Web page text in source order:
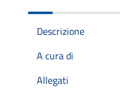
Descrizione
A cura di
Allegati